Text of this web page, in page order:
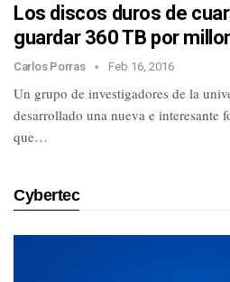
Los discos duros de
guardar 360 TB por
Carlos Porras Feb 16, 2016
Un grupo de investigadores de la
desarrollado una nueva e interesante
que…
Cybertec